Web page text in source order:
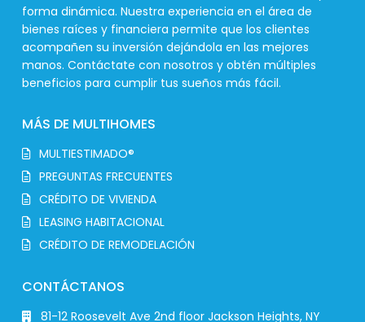
forma dinámica. Nuestra experiencia en el área de
bienes raíces y financiera permite que los clientes
acompañen su inversión dejándola en las mejores
manos. Contáctate con nosotros y obtén múltiples
beneficios para cumplir tus sueños más fácil.
MÁS DE MULTIHOMES
MULTIESTIMADO®
PREGUNTAS FRECUENTES
CRÉDITO DE VIVIENDA
LEASING HABITACIONAL
CRÉDITO DE REMODELACIÓN
CONTÁCTANOS
81-12 Roosevelt Ave 2nd floor Jackson Heights, NY